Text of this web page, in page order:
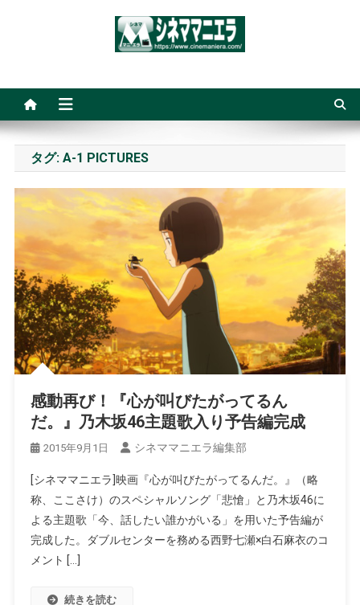
タグ: A-1 PICTURES
感動再び！『心が叫びたがってるん
だ。』乃木坂46主題歌入り予告編完成
2015年9月1日 シネママニエラ編集部
[シネママニエラ]映画『心が叫びたがってるんだ。』（略
称、ここさけ）のスペシャルソング「悲愴」と乃木坂46に
よる主題歌「今、話したい誰かがいる」を用いた予告編が
完成した。ダブルセンターを務める西野七瀬×白石麻衣のコ
メント […]
続きを読む